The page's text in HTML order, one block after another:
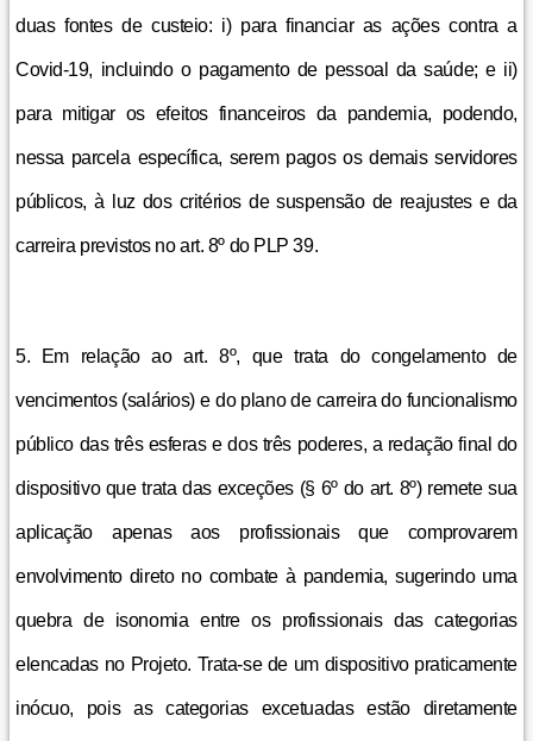
duas fontes de custeio: i) para financiar as ações contra a
Covid-19, incluindo o pagamento de pessoal da saúde; e ii)
para mitigar os efeitos financeiros da pandemia, podendo,
nessa parcela específica, serem pagos os demais servidores
públicos, à luz dos critérios de suspensão de reajustes e da
carreira previstos no art. 8º do PLP 39.
5. Em relação ao art. 8º, que trata do congelamento de
vencimentos (salários) e do plano de carreira do funcionalismo
público das três esferas e dos três poderes, a redação final do
dispositivo que trata das exceções (§ 6º do art. 8º) remete sua
aplicação apenas aos profissionais que comprovarem
envolvimento direto no combate à pandemia, sugerindo uma
quebra de isonomia entre os profissionais das categorias
elencadas no Projeto. Trata-se de um dispositivo praticamente
inócuo, pois as categorias excetuadas estão diretamente